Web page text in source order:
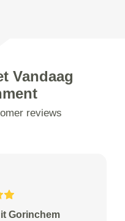
Vandaag
reviews
Gorinchem